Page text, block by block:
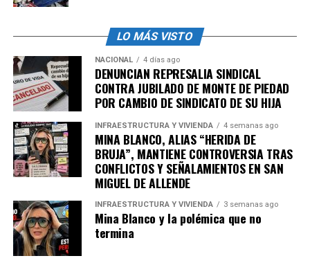
LO MÁS VISTO
NACIONAL 4 días ago
DENUNCIAN REPRESALIA SINDICAL
CONTRA JUBILADO DE MONTE DE PIEDAD
POR CAMBIO DE SINDICATO DE SU HIJA
INFRAESTRUCTURA Y VIVIENDA 4 semanas ago
MINA BLANCO, ALIAS “HERIDA DE
BRUJA”, MANTIENE CONTROVERSIA TRAS
CONFLICTOS Y SEÑALAMIENTOS EN SAN
MIGUEL DE ALLENDE
INFRAESTRUCTURA Y VIVIENDA 3 semanas ago
Mina Blanco y la polémica que no
termina